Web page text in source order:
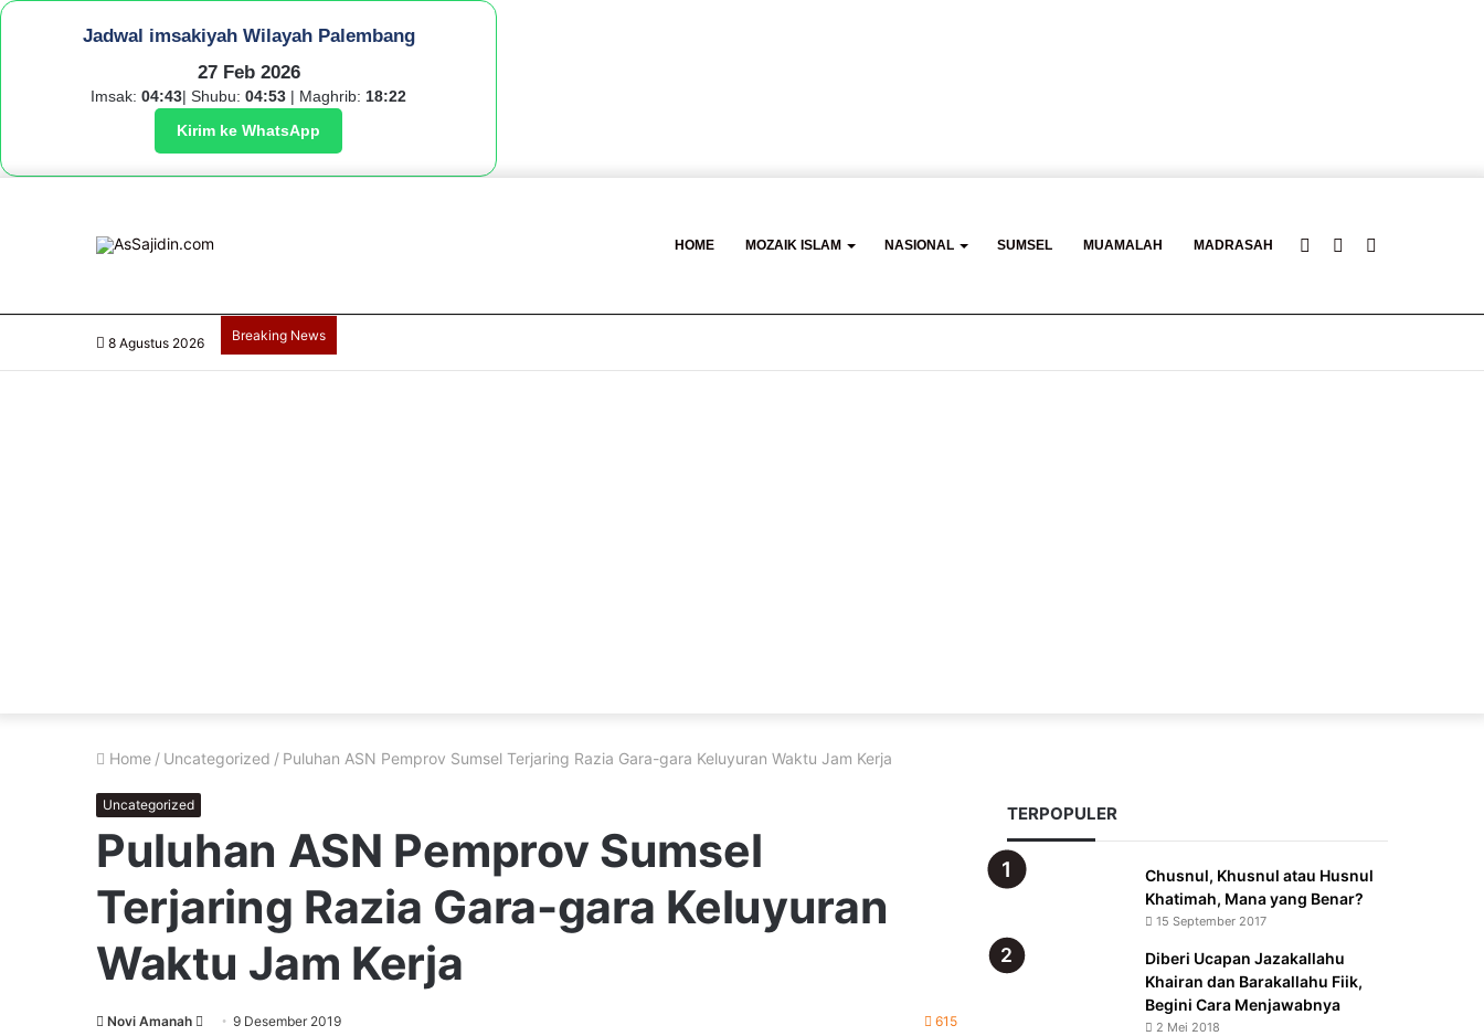
Jadwal imsakiyah Wilayah Palembang
27 Feb 2026
Imsak: 04:43| Shubu: 04:53 | Maghrib: 18:22
Kirim ke WhatsApp
HOME MOZAIK ISLAM NASIONAL SUMSEL MUAMALAH MADRASAH Baca
Log
8 Agustus 2026 Breaking News
Home / Uncategorized / Puluhan ASN Pemprov Sumsel Terjaring Razia Gara-gara Keluyuran Waktu Jam Kerja
Uncategorized
Puluhan ASN Pemprov Sumsel
Terjaring Razia Gara-gara Keluyuran
Waktu Jam Kerja
Novi Amanah
Send9 Desember 2019 615
TERPOPULER
Chusnul, Khusnul atau Husnul
Khatimah, Mana yang Benar?
15 September 2017
Diberi Ucapan Jazakallahu
Khairan dan Barakallahu Fiik,
Begini Cara Menjawabnya
2 Mei 2018